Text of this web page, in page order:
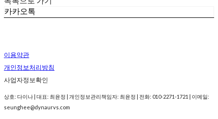
카카오톡
이용약관
개인정보처리방침
사업자정보확인
상호: 다이나 | 대표: 최윤정 | 개인정보관리책임자: 최윤정 | 전화: 010-2271-1721 | 이메일:
seunghee@dynaurvs.com